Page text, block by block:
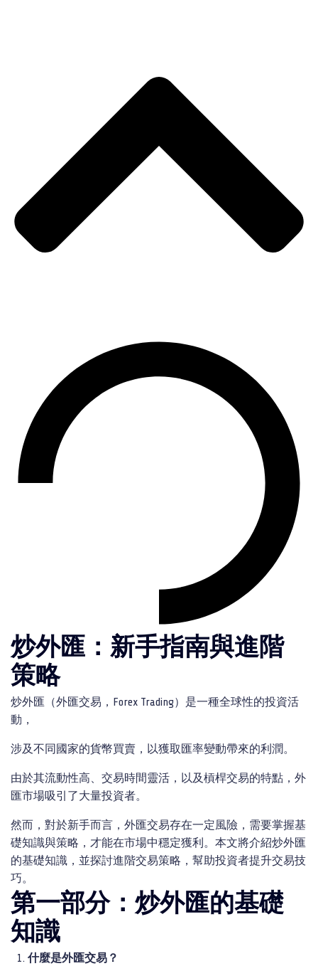
炒外匯：新手指南與進階
策略
炒外匯（外匯交易，Forex Trading）是一種全球性的投資活
動，
涉及不同國家的貨幣買賣，以獲取匯率變動帶來的利潤。
由於其流動性高、交易時間靈活，以及槓桿交易的特點，外
匯市場吸引了大量投資者。
然而，對於新手而言，外匯交易存在一定風險，需要掌握基
礎知識與策略，才能在市場中穩定獲利。本文將介紹炒外匯
的基礎知識，並探討進階交易策略，幫助投資者提升交易技
巧。
第一部分：炒外匯的基礎
知識
什麼是外匯交易？